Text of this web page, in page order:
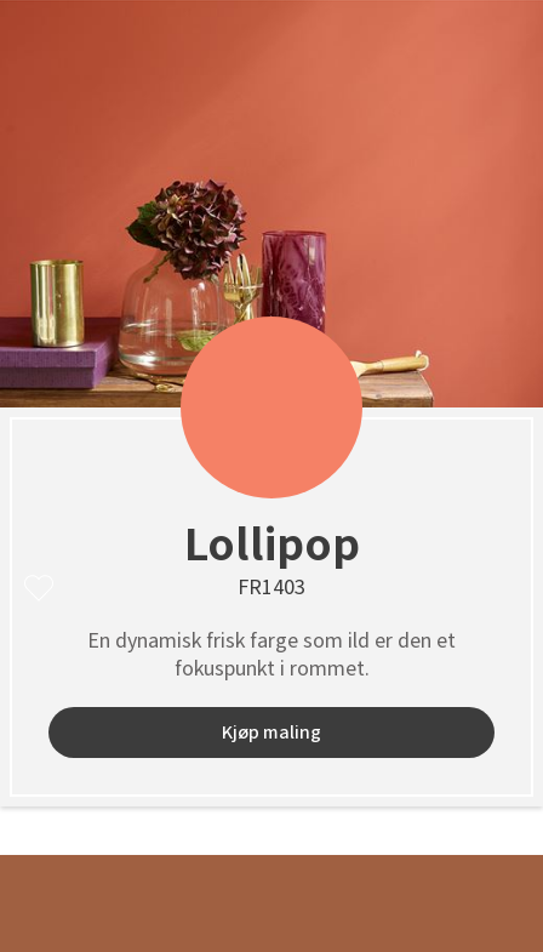
Lollipop
FR1403
En dynamisk frisk farge som ild er den et
fokuspunkt i rommet.
Kjøp maling